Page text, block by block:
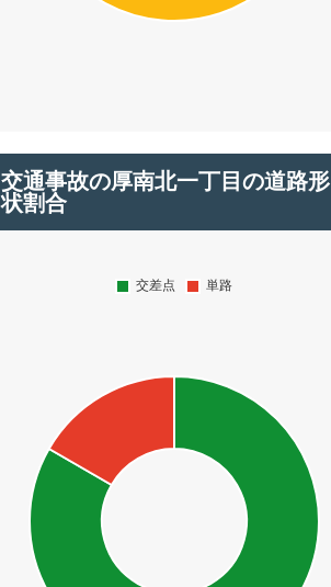
交通事故の厚南北一丁目の道路形
状割合